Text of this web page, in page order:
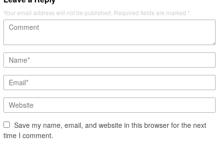
Your email address will not be published. Required fields are marked *
Save my name, email, and website in this browser for the next
time I comment.